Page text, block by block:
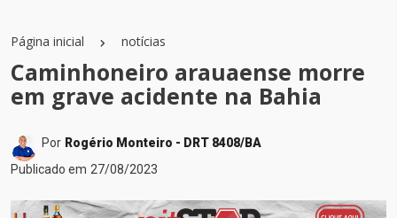
Página inicial notícias
Caminhoneiro arauaense morre
em grave acidente na Bahia
Por Rogério Monteiro - DRT 8408/BA
Publicado em 27/08/2023